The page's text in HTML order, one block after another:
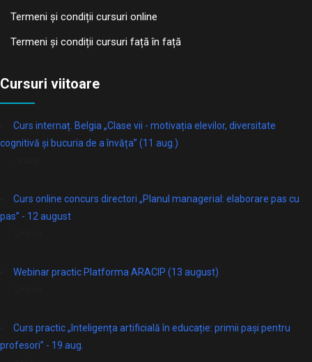
Termeni și condiții cursuri online
Termeni și condiții cursuri față în față
Cursuri viitoare
Curs internaț. Belgia „Clase vii - motivația elevilor, diversitate
cognitivă și bucuria de a învăța” (11 aug.)
Curs online concurs directori „Planul managerial: elaborare pas cu
pas” - 12 august
Webinar practic Platforma ARACIP (13 august)
Curs practic „Inteligența artificială în educație: primii pași pentru
profesori” - 19 aug.